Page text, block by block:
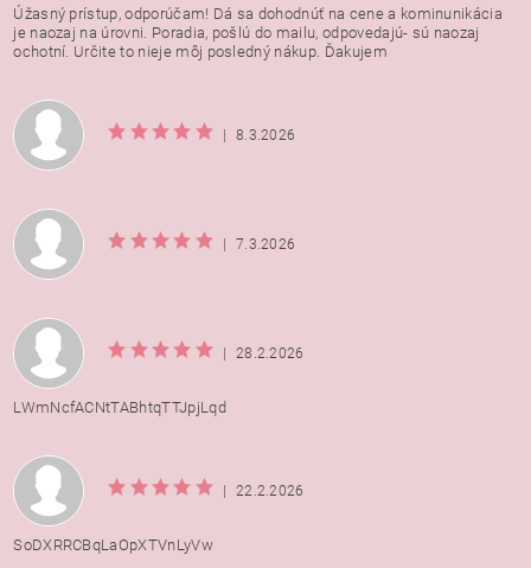
Úžasný prístup, odporúčam! Dá sa dohodnúť na cene a kominunikácia
je naozaj na úrovni. Poradia, pošlú do mailu, odpovedajú- sú naozaj
ochotní. Určite to nieje môj posledný nákup. Ďakujem
| 8.3.2026
| 7.3.2026
| 28.2.2026
LWmNcfACNtTABhtqTTJpjLqd
| 22.2.2026
SoDXRRCBqLaOpXTVnLyVw